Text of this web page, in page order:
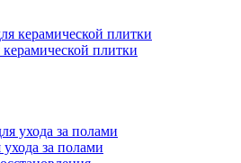
плитки
за полами